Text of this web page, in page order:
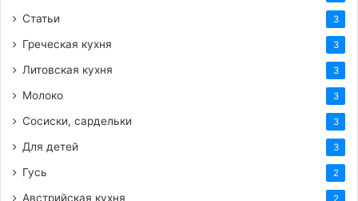
Статьи 3
Греческая кухня 3
Литовская кухня 3
Молоко 3
Сосиски, сардельки 3
Для детей 3
Гусь 2
Австрийская кухня 2